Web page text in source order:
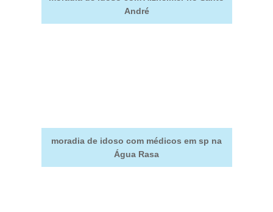
André
moradia de idoso com médicos em sp na
Água Rasa